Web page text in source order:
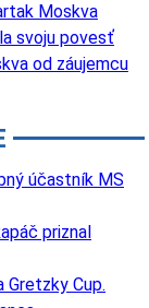
Moskva
svoju povesť
od záujemcu
účastník MS
priznal
Gretzky Cup.